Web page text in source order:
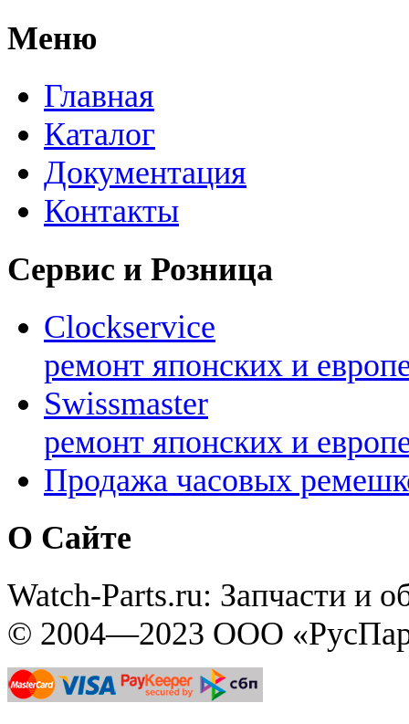
Меню
Главная
Каталог
Документация
Контакты
Сервис и Розница
Clockservice
ремонт японских и
Swissmaster
ремонт японских и
Продажа часовых
О Сайте
Watch-Parts.ru: Запчасти и
© 2004—2023 ООО